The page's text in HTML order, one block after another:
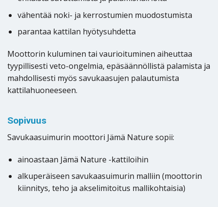
vähentää noki- ja kerrostumien muodostumista
parantaa kattilan hyötysuhdetta
Moottorin kuluminen tai vaurioituminen aiheuttaa
tyypillisesti veto-ongelmia, epäsäännöllistä palamista ja
mahdollisesti myös savukaasujen palautumista
kattilahuoneeseen.
Sopivuus
Savukaasuimurin moottori Jämä Nature sopii:
ainoastaan Jämä Nature -kattiloihin
alkuperäiseen savukaasuimurin malliin (moottorin
kiinnitys, teho ja akselimitoitus mallikohtaisia)